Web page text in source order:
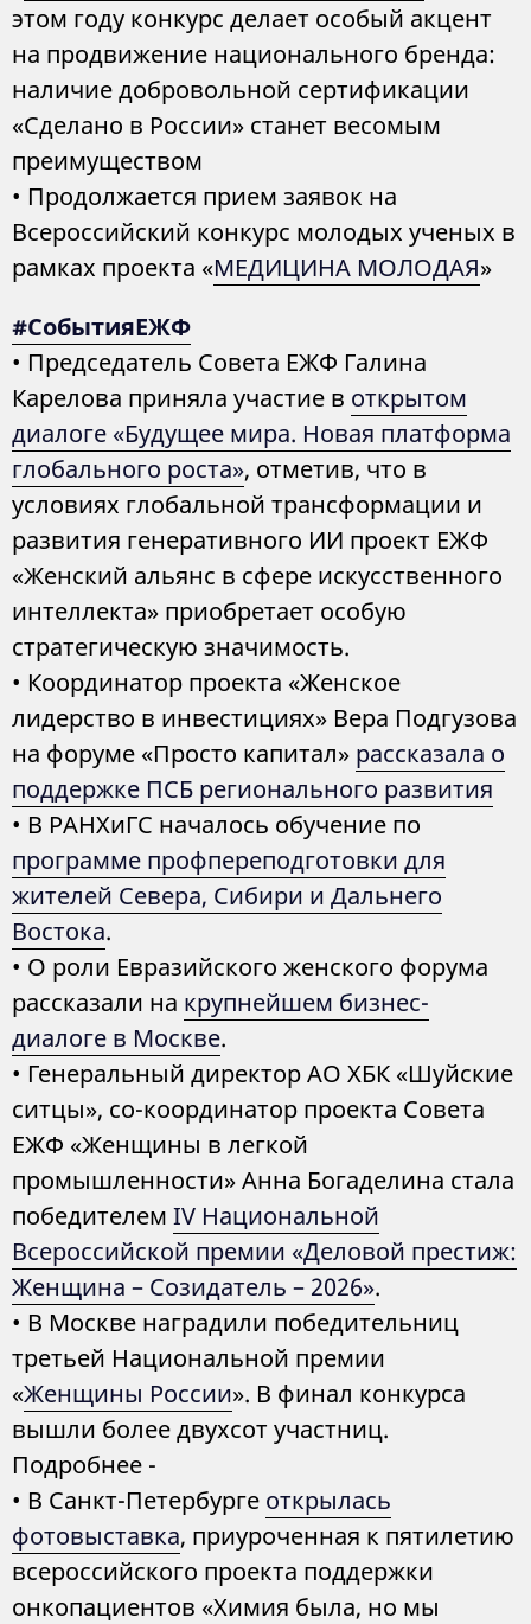
этом году конкурс делает особый акцент
на продвижение национального бренда:
наличие добровольной сертификации
«Сделано в России» станет весомым
преимуществом
• Продолжается прием заявок на
Всероссийский конкурс молодых ученых в
рамках проекта «МЕДИЦИНА МОЛОДАЯ»
#СобытияЕЖФ
• Председатель Совета ЕЖФ Галина
Карелова приняла участие в открытом
диалоге «Будущее мира. Новая платформа
глобального роста», отметив, что в
условиях глобальной трансформации и
развития генеративного ИИ проект ЕЖФ
«Женский альянс в сфере искусственного
интеллекта» приобретает особую
стратегическую значимость.
• Координатор проекта «Женское
лидерство в инвестициях» Вера Подгузова
на форуме «Просто капитал» рассказала о
поддержке ПСБ регионального развития
• В РАНХиГС началось обучение по
программе профпереподготовки для
жителей Севера, Сибири и Дальнего
Востока.
• О роли Евразийского женского форума
рассказали на крупнейшем бизнес-
диалоге в Москве.
• Генеральный директор АО ХБК «Шуйские
ситцы», со-координатор проекта Совета
ЕЖФ «Женщины в легкой
промышленности» Анна Богаделина стала
победителем IV Национальной
Всероссийской премии «Деловой престиж:
Женщина – Созидатель – 2026».
• В Москве наградили победительниц
третьей Национальной премии
«Женщины России». В финал конкурса
вышли более двухсот участниц.
Подробнее -
• В Санкт-Петербурге открылась
фотовыставка, приуроченная к пятилетию
всероссийского проекта поддержки
онкопациентов «Химия была, но мы